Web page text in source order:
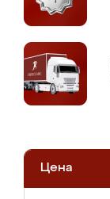
Цена